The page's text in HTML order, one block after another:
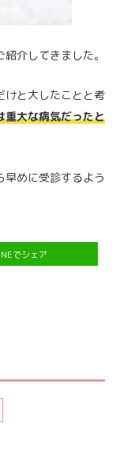
介してきました。
けと大したことと考
重大な病気だったと
めに受診するよう
でシェア